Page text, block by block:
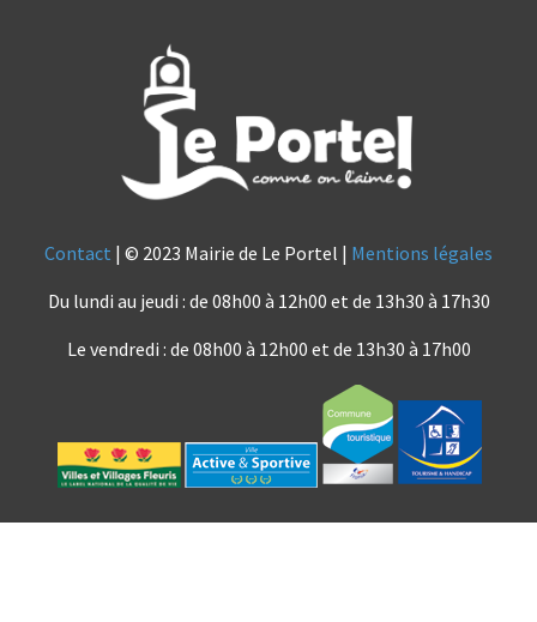
Contact | © 2023 Mairie de Le Portel | Mentions légales
Du lundi au jeudi : de 08h00 à 12h00 et de 13h30 à 17h30
Le vendredi : de 08h00 à 12h00 et de 13h30 à 17h00